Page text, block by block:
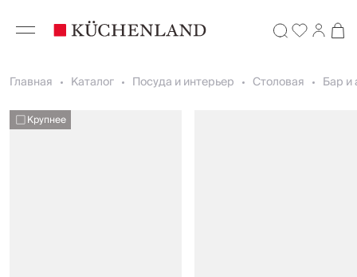
Главная Каталог Посуда и интерьер Столовая Бар и
Крупнее